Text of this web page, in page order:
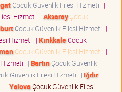
Çocuk Güvenlik Filesi Hizmeti |
Hizmeti | AksarayÇocuk
Çocuk Güvenlik Filesi Hizmeti |
Hizmeti | KırıkkaleÇocuk
Çocuk Güvenlik Filesi Hizmeti |
| BartınÇocuk Güvenlik
Güvenlik Filesi Hizmeti | Iğdır
| YalovaÇocuk Güvenlik Filesi